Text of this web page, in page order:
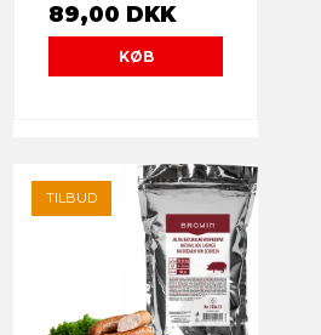
89,00 DKK
KØB
TILBUD